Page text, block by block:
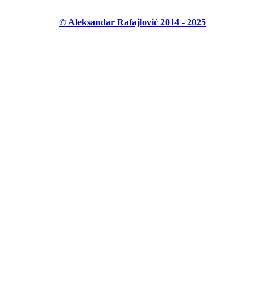
© Aleksandar Rafajlović 2014 - 2025